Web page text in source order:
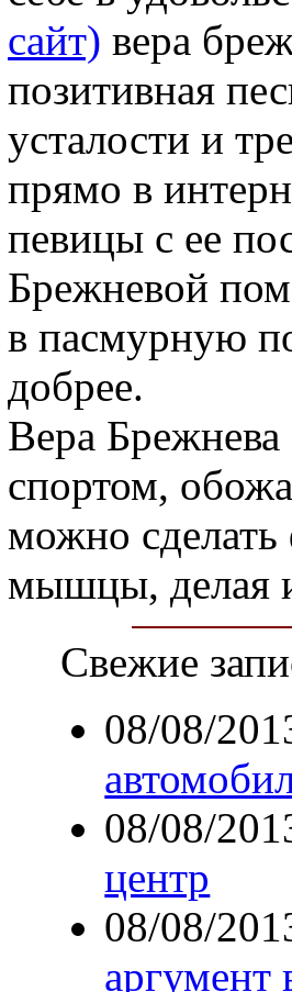
сайт) вера
позитивная
усталости и
прямо в
певицы с ее
Брежневой
в пасмурную
добрее.
Вера Брежнева
спортом,
можно сделать
мышцы, делая
Свежие
08/08/
08/08/
центр
08/08/
аргумент